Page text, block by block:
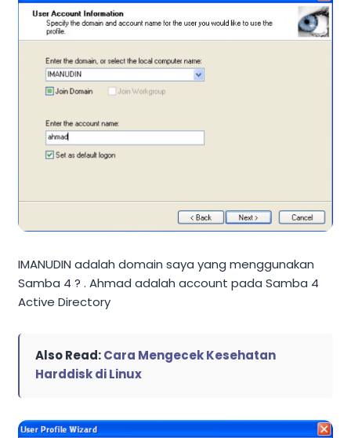
IMANUDIN adalah domain saya yang menggunakan
Samba 4 ? . Ahmad adalah account pada Samba 4
Active Directory
Also Read:Cara Mengecek Kesehatan
Harddisk di Linux